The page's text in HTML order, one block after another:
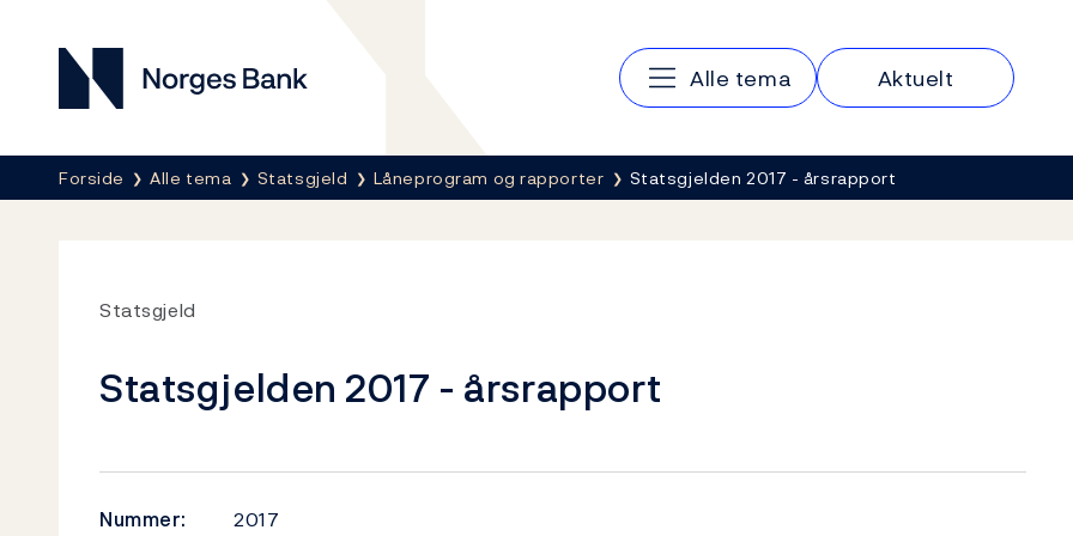
Norges Bank
Hovedmeny
Alle tema Aktuelt
Her er du nå:
Forside Alle tema Statsgjeld Låneprogram og rapporter Statsgjelden 2017 - årsrapport
Statsgjeld
Statsgjelden 2017 - årsrapport
Nummer: 2017